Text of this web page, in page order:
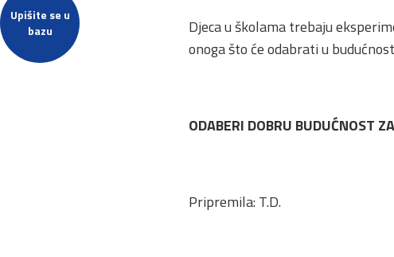
Upišite se u
bazu
Djeca u školama trebaju
onoga što će odabrati u
ODABERI DOBRU BUDUĆNOST
Pripremila: T.D.